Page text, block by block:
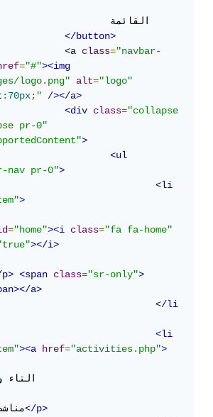
</button>
<a
class="navbar-
href="#"><img
logo.png" alt="logo"
:70px;"
/></a>
<div
class="collapse
pr-0"
>
<ul
nav pr-0">
<li
>
id="home"><i class="fa fa-home"
"true"></i>
p> <span class="sr-only">
a>
</li
<li
><a href="activities.php">
التاء
</p>